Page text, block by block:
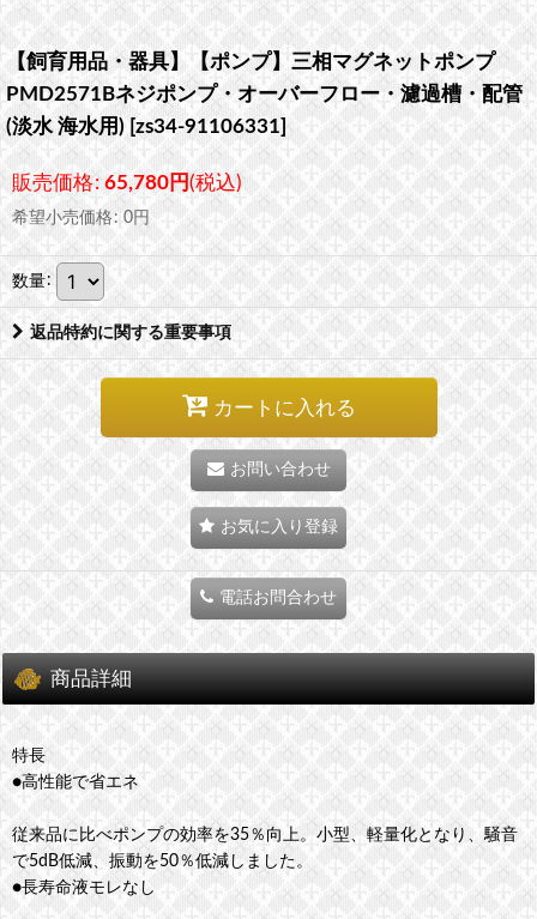
【飼育用品・器具】【ポンプ】三相マグネットポンプ
PMD2571Bネジポンプ・オーバーフロー・濾過槽・配管
(淡水 海水用) [zs34-91106331]
販売価格: 65,780円(税込)
希望小売価格 : 0円
数量:
返品特約に関する重要事項
カートに入れる
お問い合わせ
お気に入り登録
電話お問合わせ
商品詳細
特長
●高性能で省エネ
従来品に比べポンプの効率を35％向上。小型、軽量化となり、騒音
で5dB低減、振動を50％低減しました。
●長寿命液モレなし